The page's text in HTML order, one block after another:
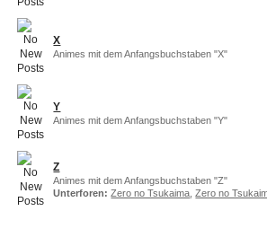
X
Animes mit dem Anfangsbuchstaben "X"
Y
Animes mit dem Anfangsbuchstaben "Y"
Z
Animes mit dem Anfangsbuchstaben "Z"
Unterforen: Zero no Tsukaima ,Zero no